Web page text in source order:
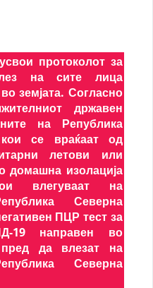
протоколот за
на сите лица
земјата. Согласно
државен
на Република
се враќаат од
летови или
домашна изолација
влегуваат на
Северна
ПЦР тест за
19 направен во
да влезат на
Северна